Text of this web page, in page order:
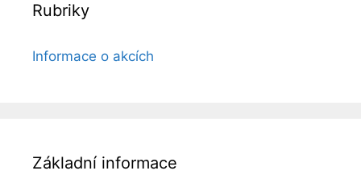
Rubriky
Informace o akcích
Základní informace